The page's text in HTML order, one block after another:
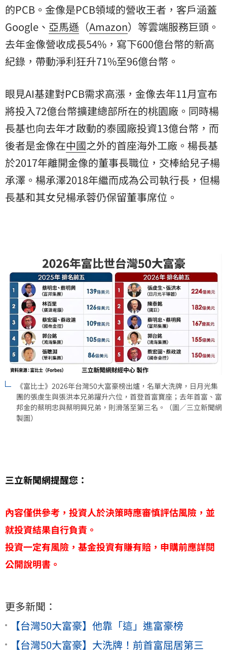
的PCB。金像是PCB領域的營收王者，客戶涵蓋
Google 、 亞馬遜 （Amazon）等雲端服務巨頭。
去年金像營收成長54%，寫下600億台幣的新高
紀錄，帶動淨利狂升71%至96億台幣。
眼見AI基建對PCB需求高漲，金像去年11月宣布
將投入72億台幣擴建總部所在的桃園廠。同時楊
長基也向去年才啟動的泰國廠投資13億台幣，而
後者是金像在中國之外的首座海外工廠。楊長基
於2017年離開金像的董事長職位，交棒給兒子楊
承澤。楊承澤2018年繼而成為公司執行長，但楊
長基和其女兒楊承蓉仍保留董事席位。
《富比士》2026年台灣50大富豪榜出爐，名單大洗牌，日月光集
團的張虔生與張洪本兄弟躍升六位，首登首富寶座；去年首富、富
邦金的蔡明忠與蔡明興兄弟，則滑落至第三名。（圖／三立新聞網
製圖）
三立新聞網提醒您：
內容僅供參考，投資人於決策時應審慎評估風險，並
就投資結果自行負責。
投資一定有風險，基金投資有賺有賠，申購前應詳閱
公開說明書。
更多新聞：
【台灣50大富豪】他靠「這」進富豪榜
【台灣50大富豪】大洗牌！前首富屈居第三